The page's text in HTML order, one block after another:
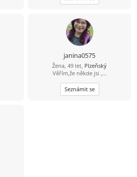
janina0575
Žena, 49 let, Plzeňský
Věřím,že někde jsi ,...
Seznámit se